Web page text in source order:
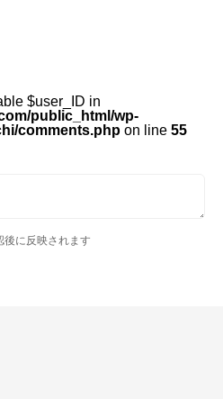
$user_ID in
public_html/wp-
comments.php on line 55
に反映されます